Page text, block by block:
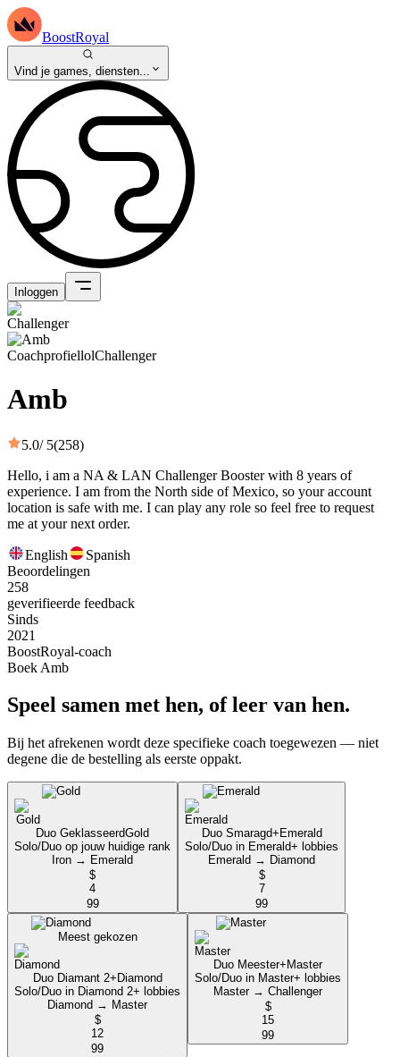
BoostRoyal
Vind je games, diensten...
Inloggen
CoachprofiellolChallenger
Amb
5.0/ 5(258)
Hello, i am a NA & LAN Challenger Booster with 8 years of
experience. I am from the North side of Mexico, so your account
location is safe with me. I can play any role so feel free to request
me at your next order.
English
Spanish
Beoordelingen
258
geverifieerde feedback
Sinds
2021
BoostRoyal-coach
Boek Amb
Speel samen met hen, of leer van hen.
Bij het afrekenen wordt deze specifieke coach toegewezen — niet
degene die de bestelling als eerste oppakt.
Duo GeklasseerdGold
Solo/Duo op jouw huidige rank
Iron → Emerald
$
4
99
Duo Smaragd+ Emerald
Solo/Duo in Emerald+ lobbies
Emerald → Diamond
$
7
99
Meest gekozen
Duo Diamant 2+ Diamond
Solo/Duo in Diamond 2+ lobbies
Diamond → Master
$
12
99
Duo Meester+ Master
Solo/Duo in Master+ lobbies
Master → Challenger
$
15
99